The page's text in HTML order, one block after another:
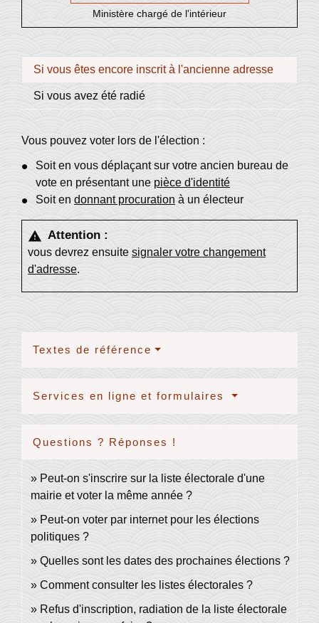
Ministère chargé de l'intérieur
Si vous êtes encore inscrit à l'ancienne adresse
Si vous avez été radié
Vous pouvez voter lors de l'élection :
Soit en vous déplaçant sur votre ancien bureau de
vote en présentant une pièce d'identité
Soit en donnant procuration à un électeur
warning Attention :
vous devrez ensuite signaler votre changement
d'adresse.
Textes de référence
Services en ligne et formulaires
Questions ? Réponses !
Peut-on s'inscrire sur la liste électorale d'une
mairie et voter la même année ?
Peut-on voter par internet pour les élections
politiques ?
Quelles sont les dates des prochaines élections ?
Comment consulter les listes électorales ?
Refus d'inscription, radiation de la liste électorale